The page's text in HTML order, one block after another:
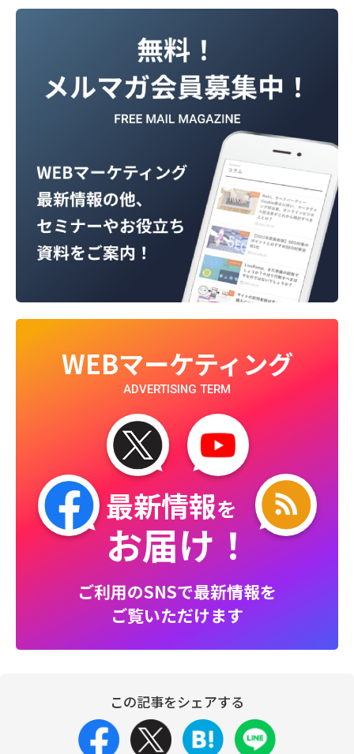
WEBマーケティング
ADVERTISING TERM
最新情報を
お届け！
ご利用のSNSで最新情報を
ご覧いただけます
この記事をシェアする